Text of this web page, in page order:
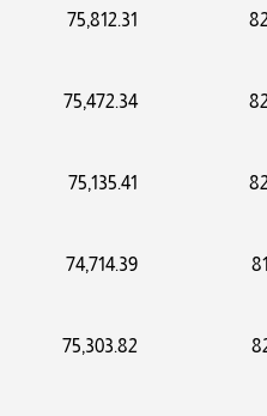
75,812.31
75,472.34
75,135.41
74,714.39
75,303.82